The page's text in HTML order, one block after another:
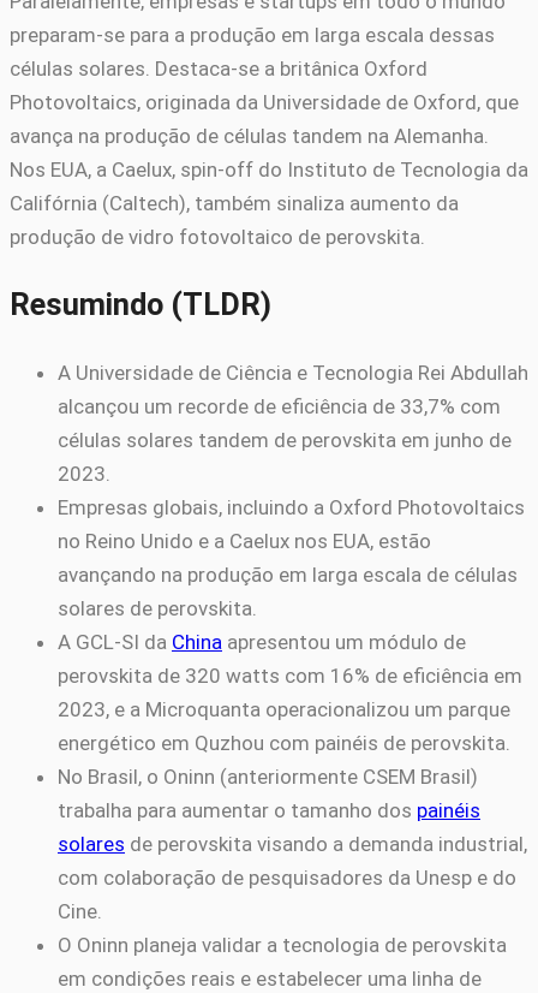
preparam-se para a produção em larga escala dessas
células solares. Destaca-se a britânica Oxford
Photovoltaics, originada da Universidade de Oxford, que
avança na produção de células tandem na Alemanha.
Nos EUA, a Caelux, spin-off do Instituto de Tecnologia da
Califórnia (Caltech), também sinaliza aumento da
produção de vidro fotovoltaico de perovskita.
Resumindo (TLDR)
A Universidade de Ciência e Tecnologia Rei Abdullah
alcançou um recorde de eficiência de 33,7% com
células solares tandem de perovskita em junho de
2023.
Empresas globais, incluindo a Oxford Photovoltaics
no Reino Unido e a Caelux nos EUA, estão
avançando na produção em larga escala de células
solares de perovskita.
A GCL-SI da China apresentou um módulo de
perovskita de 320 watts com 16% de eficiência em
2023, e a Microquanta operacionalizou um parque
energético em Quzhou com painéis de perovskita.
No Brasil, o Oninn (anteriormente CSEM Brasil)
trabalha para aumentar o tamanho dos painéis
solares de perovskita visando a demanda industrial,
com colaboração de pesquisadores da Unesp e do
Cine.
O Oninn planeja validar a tecnologia de perovskita
em condições reais e estabelecer uma linha de